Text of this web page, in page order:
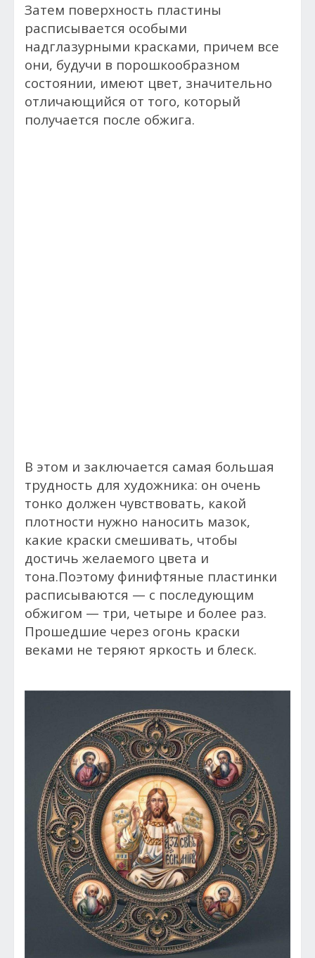
Затем поверхность пластины
расписывается особыми
надглазурными красками, причем все
они, будучи в порошкообразном
состоянии, имеют цвет, значительно
отличающийся от того, который
получается после обжига.
В этом и заключается самая большая
трудность для художника: он очень
тонко должен чувствовать, какой
плотности нужно наносить мазок,
какие краски смешивать, чтобы
достичь желаемого цвета и
тона.Поэтому финифтяные пластинки
расписываются — с последующим
обжигом — три, четыре и более раз.
Прошедшие через огонь краски
веками не теряют яркость и блеск.